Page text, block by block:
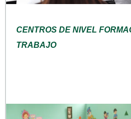
CENTROS DE NIVEL
TRABAJO